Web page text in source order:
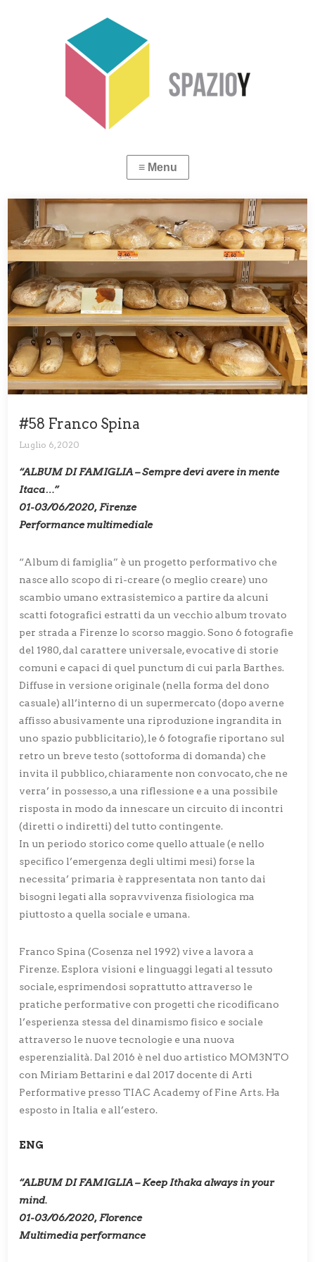
#58 Franco Spina
Luglio 6, 2020
“ALBUM DI FAMIGLIA – Sempre devi avere in mente
Itaca…”
01-03/06/2020, Firenze
Performance multimediale
“Album di famiglia” è un progetto performativo che
nasce allo scopo di ri-creare (o meglio creare) uno
scambio umano extrasistemico a partire da alcuni
scatti fotografici estratti da un vecchio album trovato
per strada a Firenze lo scorso maggio. Sono 6 fotografie
del 1980, dal carattere universale, evocative di storie
comuni e capaci di quel punctum di cui parla Barthes.
Diffuse in versione originale (nella forma del dono
casuale) all’interno di un supermercato (dopo averne
affisso abusivamente una riproduzione ingrandita in
uno spazio pubblicitario), le 6 fotografie riportano sul
retro un breve testo (sottoforma di domanda) che
invita il pubblico, chiaramente non convocato, che ne
verra’ in possesso, a una riflessione e a una possibile
risposta in modo da innescare un circuito di incontri
(diretti o indiretti) del tutto contingente.
In un periodo storico come quello attuale (e nello
specifico l’emergenza degli ultimi mesi) forse la
necessita’ primaria è rappresentata non tanto dai
bisogni legati alla sopravvivenza fisiologica ma
piuttosto a quella sociale e umana.
Franco Spina (Cosenza nel 1992) vive a lavora a
Firenze. Esplora visioni e linguaggi legati al tessuto
sociale, esprimendosi soprattutto attraverso le
pratiche performative con progetti che ricodificano
l’esperienza stessa del dinamismo fisico e sociale
attraverso le nuove tecnologie e una nuova
esperenzialità. Dal 2016 è nel duo artistico MOM3NTO
con Miriam Bettarini e dal 2017 docente di Arti
Performative presso TIAC Academy of Fine Arts. Ha
esposto in Italia e all’estero.
ENG
“ALBUM DI FAMIGLIA – Keep Ithaka always in your
mind.
01-03/06/2020, Florence
Multimedia performance